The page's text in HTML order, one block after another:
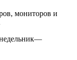
мониторов и